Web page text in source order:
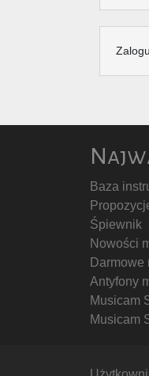
Baza
Śpiewnik
Nowości
Darmowe
Antyfony
Musicam
Musicam